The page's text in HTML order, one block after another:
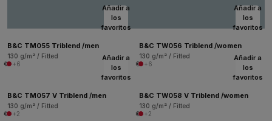
Añadir a
los
favoritos
B&C TM055 Triblend /men
130 g/m² / Fitted
+6
Añadir a
los
favoritos
B&C TW056 Triblend /women
130 g/m² / Fitted
+6
Añadir a
los
favoritos
B&C TM057 V Triblend /men
130 g/m² / Fitted
+2
Añadir a
los
favoritos
B&C TW058 V Triblend /women
130 g/m² / Fitted
+2